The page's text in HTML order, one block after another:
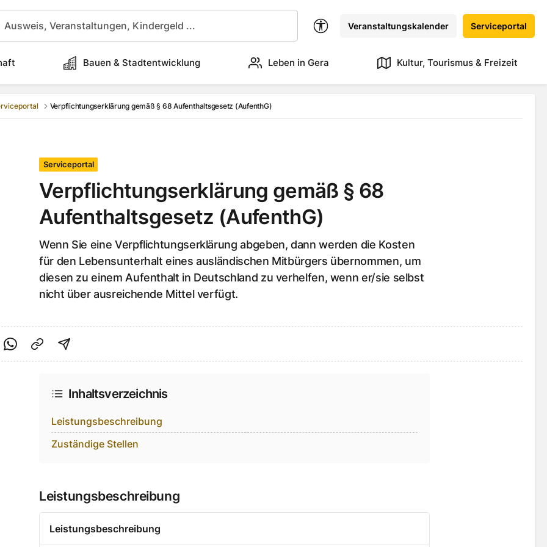
Veranstaltungskalender Serviceportal
Bauen & Stadtentwicklung Leben in Gera Kultur, Tourismus & Freizeit
Verpflichtungserklärung gemäß § 68 Aufenthaltsgesetz (AufenthG)
Serviceportal
Verpflichtungserklärung gemäß § 68
Aufenthaltsgesetz (AufenthG)
Wenn Sie eine Verpflichtungserklärung abgeben, dann werden die Kosten
für den Lebensunterhalt eines ausländischen Mitbürgers übernommen, um
diesen zu einem Aufenthalt in Deutschland zu verhelfen, wenn er/sie selbst
nicht über ausreichende Mittel verfügt.
teilen
Twitter teilen
Per Link teilen
shareViaEmail
Inhaltsverzeichnis
Leistungsbeschreibung
Zuständige Stellen
Leistungsbeschreibung
Leistungsbeschreibung